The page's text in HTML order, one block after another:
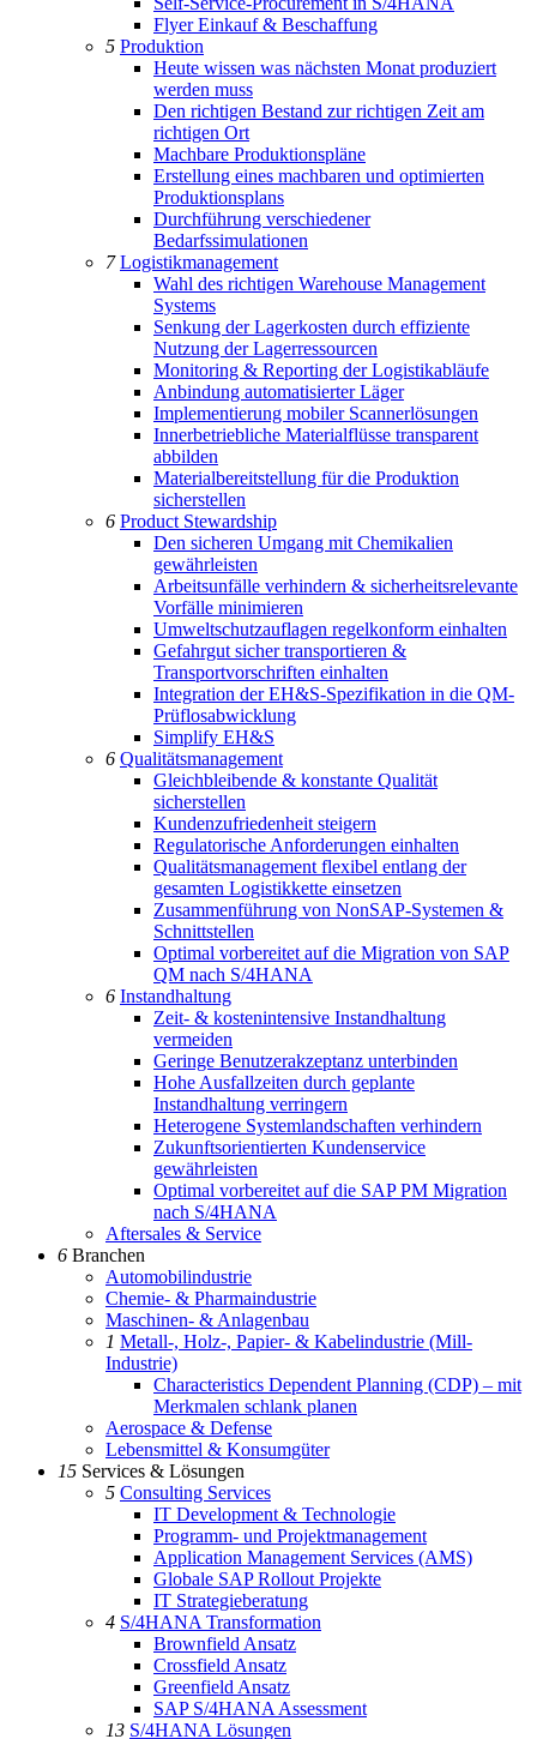
Flyer Einkauf & Beschaffung
5 Produktion
Heute wissen was nächsten Monat produziert
werden muss
Den richtigen Bestand zur richtigen Zeit am
richtigen Ort
Machbare Produktionspläne
Erstellung eines machbaren und optimierten
Produktionsplans
Durchführung verschiedener
Bedarfssimulationen
7Logistikmanagement
Wahl des richtigen Warehouse Management
Systems
Senkung der Lagerkosten durch effiziente
Nutzung der Lagerressourcen
Monitoring & Reporting der Logistikabläufe
Anbindung automatisierter Läger
Implementierung mobiler Scannerlösungen
Innerbetriebliche Materialflüsse transparent
abbilden
Materialbereitstellung für die Produktion
sicherstellen
6 Product Stewardship
Den sicheren Umgang mit Chemikalien
gewährleisten
Arbeitsunfälle verhindern & sicherheitsrelevante
Vorfälle minimieren
Umweltschutzauflagen regelkonform einhalten
Gefahrgut sicher transportieren &
Transportvorschriften einhalten
Integration der EH&S-Spezifikation in die QM-
Prüflosabwicklung
Simplify EH&S
6 Qualitätsmanagement
Gleichbleibende & konstante Qualität
sicherstellen
Kundenzufriedenheit steigern
Regulatorische Anforderungen einhalten
Qualitätsmanagement flexibel entlang der
gesamten Logistikkette einsetzen
Zusammenführung von NonSAP-Systemen &
Schnittstellen
Optimal vorbereitet auf die Migration von SAP
QM nach S/4HANA
6 Instandhaltung
Zeit- & kostenintensive Instandhaltung
vermeiden
Geringe Benutzerakzeptanz unterbinden
Hohe Ausfallzeiten durch geplante
Instandhaltung verringern
Heterogene Systemlandschaften verhindern
Zukunftsorientierten Kundenservice
gewährleisten
Optimal vorbereitet auf die SAP PM Migration
nach S/4HANA
Aftersales & Service
6 Branchen
Automobilindustrie
Chemie- & Pharmaindustrie
Maschinen- & Anlagenbau
1 Metall-, Holz-, Papier- & Kabelindustrie (Mill-
Industrie)
Characteristics Dependent Planning (CDP) – mit
Merkmalen schlank planen
Aerospace & Defense
Lebensmittel & Konsumgüter
15 Services & Lösungen
5 Consulting Services
IT Development & Technologie
Programm- und Projektmanagement
Application Management Services (AMS)
Globale SAP Rollout Projekte
IT Strategieberatung
4 S/4HANA Transformation
Brownfield Ansatz
Crossfield Ansatz
Greenfield Ansatz
SAP S/4HANA Assessment
13 S/4HANA Lösungen